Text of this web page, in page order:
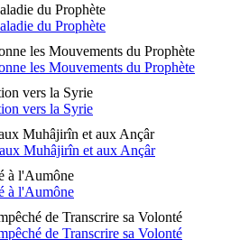
du Prophète
du Prophète
les Mouvements du Prophète
les Mouvements du Prophète
vers la Syrie
vers la Syrie
Muhâjirîn et aux Ançâr
Muhâjirîn et aux Ançâr
à l'Aumône
à l'Aumône
de Transcrire sa Volonté
de Transcrire sa Volonté